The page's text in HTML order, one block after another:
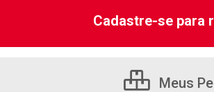
Cadastre-se para
Meus